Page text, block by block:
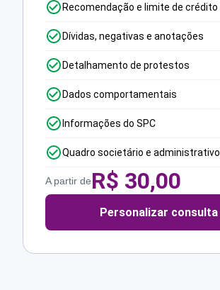
Recomendação e limite de crédito
Dívidas, negativas e anotações
Detalhamento de protestos
Dados comportamentais
Informações do SPC
Quadro societário e administrativo
A partir deR$ 30,00
Personalizar consulta